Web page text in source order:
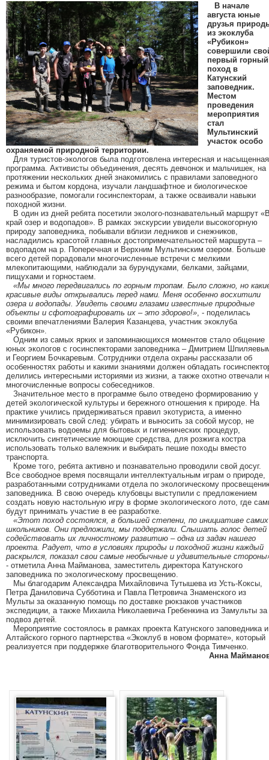
В начале
августа юные
друзья
из экоклуба
«Рубикон»
совершили
первый горный
поход в
Катунский
заповедник.
Местом
проведения
мероприятия
стал
Мультинский
участок особо
охраняемой природной территории.
Для туристов-экологов была подготовлена интересная и насыщенная
программа. Активисты объединения, десять девчонок и мальчишек, на
протяжении нескольких дней знакомились с правилами заповедного
режима и бытом кордона, изучали ландшафтное и биологическое
разнообразие, помогали госинспекторам, а также осваивали навыки
походной жизни.
В один из дней ребята посетили эколого-познавательный маршрут
край озер и водопадов». В рамках экскурсии увидели высокогорную
природу заповедника, побывали вблизи ледников и снежников,
насладились красотой главных достопримечательностей маршрута –
водопадом на р. Поперечная и Верхним Мультинским озером. Больше
всего детей порадовали многочисленные встречи с мелкими
млекопитающими, наблюдали за бурундуками, белками, зайцами,
пищухами и горностаем.
«Мы много передвигались по горным тропам. Было сложно, но
красивые виды открывались перед нами. Меня особенно восхитили
озера и водопады. Увидеть своими глазами известные природные
объекты и сфотографировать их – это здорово!» , - поделилась
своими впечатлениями Валерия Казанцева, участник экоклуба
«Рубикон».
Одним из самых ярких и запоминающихся моментов стало общение
юных экологов с госинспекторами заповедника – Дмитрием
и Георгием Бочкаревым. Сотрудники отдела охраны рассказали об
особенностях работы и какими знаниями должен обладать
делились интересными историями из жизни, а также охотно отвечали
многочисленные вопросы собеседников.
Значительное место в программе было отведено формированию у
детей экологической культуры и бережного отношения к природе. На
практике учились придерживаться правил экотуриста, а именно
минимизировать свой след: убирать и выносить за собой мусор, не
использовать водоемы для бытовых и гигиенических процедур,
исключить синтетические моющие средства, для розжига костра
использовать только валежник и выбирать пешие походы вместо
транспорта.
Кроме того, ребята активно и познавательно проводили свой досуг.
Все свободное время посвящали интеллектуальным играм о природе,
разработанными сотрудниками отдела по экологическому
заповедника. В свою очередь клубовцы выступили с предложением
создать новую настольную игру в форме экологического лото, где
будут принимать участие в ее разработке.
«Этот поход состоялся, в большей степени, по инициативе самих
школьников. Они предложили, мы поддержали. Слышать голос детей
содействовать их личностному развитию – одна из задач нашего
проекта. Радует, что в условиях природы и походной жизни каждый
раскрылся, показал свои самые необычные и удивительные
- отметила Анна Майманова, заместитель директора Катунского
заповедника по экологическому просвещению.
Мы благодарим Александра Михайловича Тутышева из Усть-Коксы,
Петра Даниловича Субботина и Павла Петровича Знаменского из
Мульты за оказанную помощь по доставке рюкзаков участников
экспедиции, а также Михаила Николаевича Гребенкина из Замульты за
подвоз детей.
Мероприятие состоялось в рамках проекта Катунского заповедника и
Алтайского горного партнерства «Экоклуб в новом формате», который
реализуется при поддержке благотворительного Фонда Тимченко.
Анна